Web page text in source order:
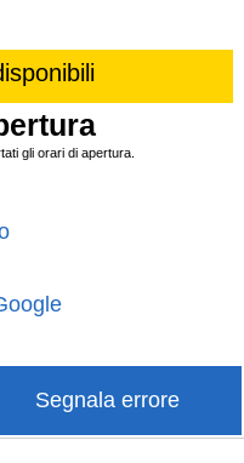
gli orari di apertura.
Segnala errore